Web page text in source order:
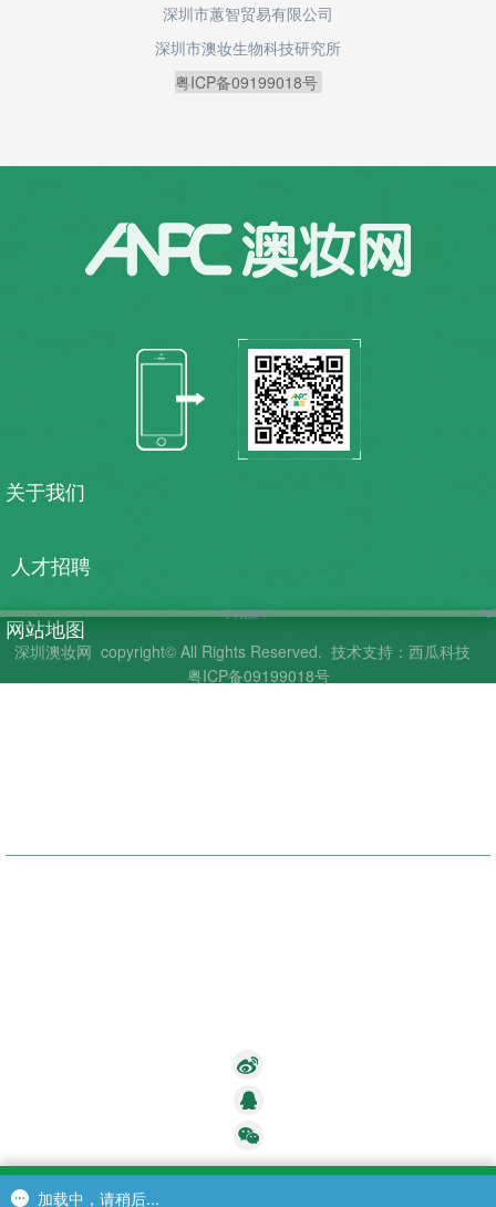
深圳市蕙智贸易有限公司
深圳市澳妆生物科技研究所
粤ICP备09199018号
关于我们
人才招聘
网站地图
联系我们
地址：中国广东深圳龙岗中心城盛龙路万象天成1座15层澳妆网
列表菜单
深圳澳妆网 copyright© All Rights Reserved. 技术支持：西瓜科技
粤ICP备09199018号
加载中，请稍后...
加载中，请稍后...